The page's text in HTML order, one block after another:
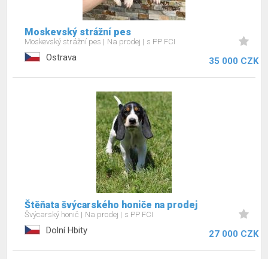
Moskevský strážní pes
Moskevský strážní pes Na prodej s PP FCI
Ostrava 35 000 CZK
Štěňata švýcarského honiče na prodej
Švýcarský honič Na prodej s PP FCI
Dolní Hbity 27 000 CZK